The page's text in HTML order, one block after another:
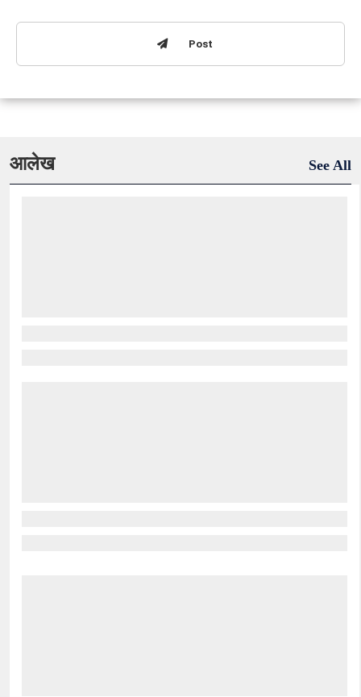
Post
आलेख See All